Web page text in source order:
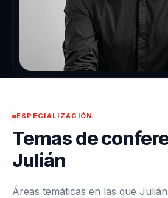
ESPECIALIZACIÓN
Temas de
Julián
Áreas temáticas en las que